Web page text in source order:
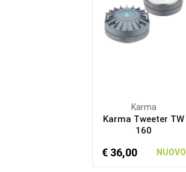
Karma
Karma Tweeter TW
160
€ 36,00 NUOVO